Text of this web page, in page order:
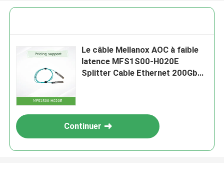
Le câble Mellanox AOC à faible
latence MFS1S00-H020E
Splitter Cable Ethernet 200GbE
Continuer